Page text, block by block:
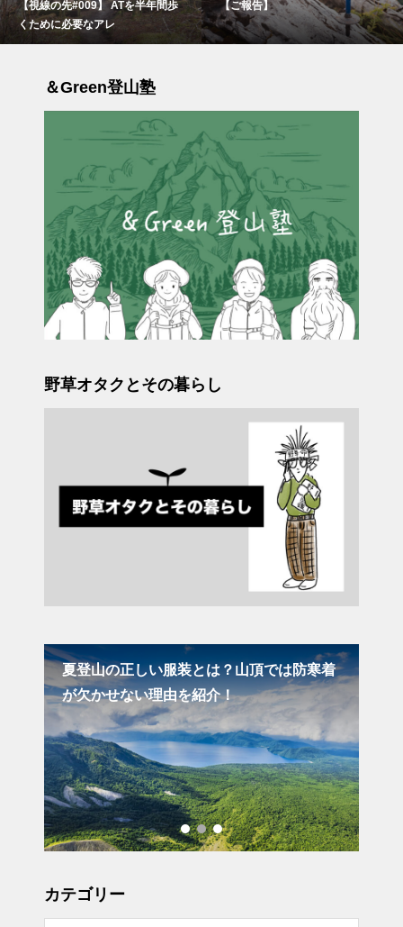
【視線の先#009】 ATを半年間歩
くために必要なアレ
【ご報告】
＆Green登山塾
野草オタクとその暮らし
夏登山の正しい服装とは？山頂では防寒着
が欠かせない理由を紹介！
カテゴリー